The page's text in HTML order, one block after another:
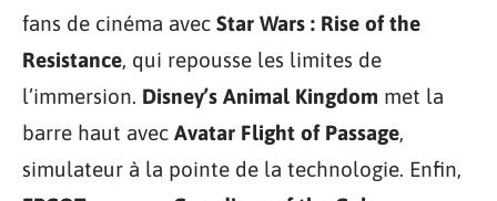
fans de cinéma avec Star Wars : Rise of the
Resistance, qui repousse les limites de
l’immersion. Disney’s Animal Kingdom met la
barre haut avec Avatar Flight of Passage,
simulateur à la pointe de la technologie. Enfin,